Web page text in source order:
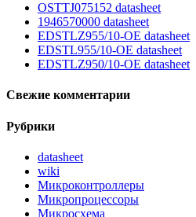
OSTTJ075152 datasheet
1946570000 datasheet
EDSTLZ955/10-OE datasheet
EDSTL955/10-OE datasheet
EDSTLZ950/10-OE datasheet
Свежие комментарии
Рубрики
datasheet
wiki
Микроконтроллеры
Микропроцессоры
Микросхема